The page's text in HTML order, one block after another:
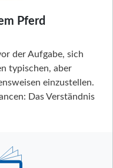
Pferd
der Aufgabe, sich
typischen, aber
einzustellen.
Das Verständnis